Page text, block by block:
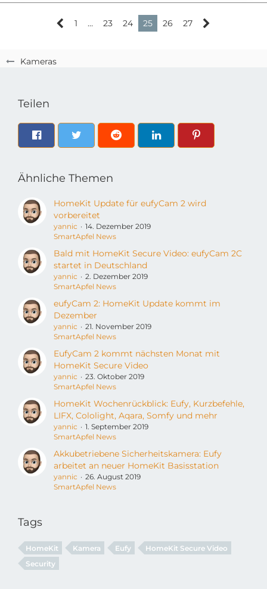
Kameras
1 … 23 24 25 26 27
Teilen
Ähnliche Themen
HomeKit Update für eufyCam 2 wird
vorbereitet
yannic
14. Dezember 2019
SmartApfel News
Bald mit HomeKit Secure Video: eufyCam 2C
startet in Deutschland
yannic
2. Dezember 2019
SmartApfel News
eufyCam 2: HomeKit Update kommt im
Dezember
yannic
21. November 2019
SmartApfel News
EufyCam 2 kommt nächsten Monat mit
HomeKit Secure Video
yannic
23. Oktober 2019
SmartApfel News
HomeKit Wochenrückblick: Eufy, Kurzbefehle,
LIFX, Cololight, Aqara, Somfy und mehr
yannic
1. September 2019
SmartApfel News
Akkubetriebene Sicherheitskamera: Eufy
arbeitet an neuer HomeKit Basisstation
yannic
26. August 2019
SmartApfel News
Tags
HomeKit Kamera Eufy
HomeKit Secure Video
Security